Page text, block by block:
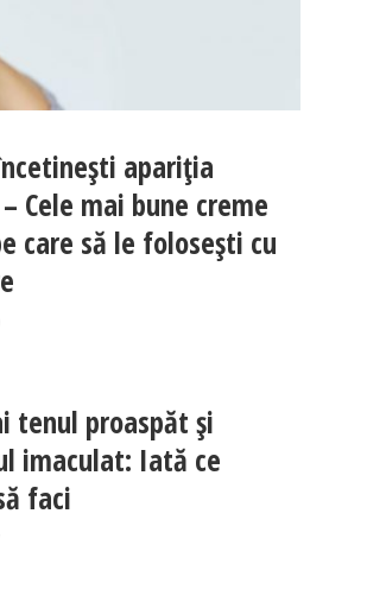
apariția
Cele mai bune creme
care să le folosești cu
tenul proaspăt şi
imaculat: Iată ce
faci